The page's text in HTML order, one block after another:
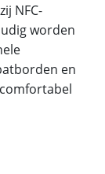
NFC-
worden
en